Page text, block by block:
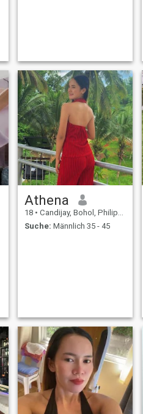
Athena
18 • Candijay, Bohol, Philippinen
Suche: Männlich 35 - 45